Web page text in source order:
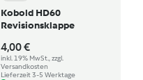
Kobold HD60
Revisionsklappe
4,00 €
inkl. 19% MwSt., zzgl.
Versandkosten
Lieferzeit 3-5 Werktage